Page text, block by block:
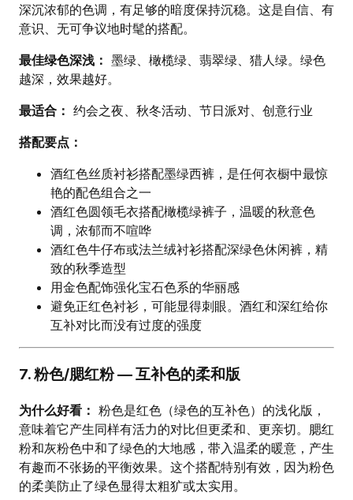
深沉浓郁的色调，有足够的暗度保持沉稳。这是自信、有
意识、无可争议地时髦的搭配。
最佳绿色深浅： 墨绿、橄榄绿、翡翠绿、猎人绿。绿色
越深，效果越好。
最适合： 约会之夜、秋冬活动、节日派对、创意行业
搭配要点：
酒红色丝质衬衫搭配墨绿西裤，是任何衣橱中最惊
艳的配色组合之一
酒红色圆领毛衣搭配橄榄绿裤子，温暖的秋意色
调，浓郁而不喧哗
酒红色牛仔布或法兰绒衬衫搭配深绿色休闲裤，精
致的秋季造型
用金色配饰强化宝石色系的华丽感
避免正红色衬衫，可能显得刺眼。酒红和深红给你
互补对比而没有过度的强度
7. 粉色/腮红粉 — 互补色的柔和版
为什么好看： 粉色是红色（绿色的互补色）的浅化版，
意味着它产生同样有活力的对比但更柔和、更亲切。腮红
粉和灰粉色中和了绿色的大地感，带入温柔的暖意，产生
有趣而不张扬的平衡效果。这个搭配特别有效，因为粉色
的柔美防止了绿色显得太粗犷或太实用。